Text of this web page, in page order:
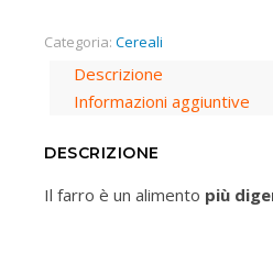
Categoria: Cereali
Descrizione
Informazioni aggiuntive
DESCRIZIONE
Il farro è un alimento più